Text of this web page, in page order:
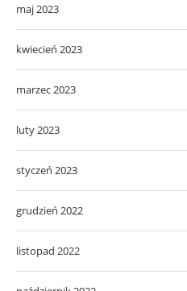
maj 2023
kwiecień 2023
marzec 2023
luty 2023
styczeń 2023
grudzień 2022
listopad 2022